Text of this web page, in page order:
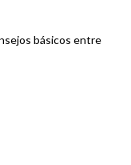
básicos entre